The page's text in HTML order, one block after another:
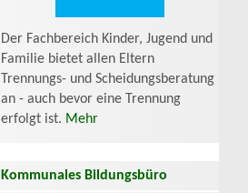
Der Fachbereich Kinder, Jugend und
Familie bietet allen Eltern
Trennungs- und Scheidungsberatung
an - auch bevor eine Trennung
erfolgt ist. Mehr
Kommunales Bildungsbüro